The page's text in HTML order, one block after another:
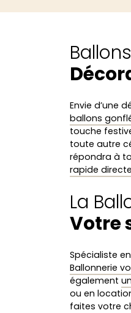
Envie d’une
ballons
touche
toute autre
répondra à
rapide
La
Votre
Spécialiste
Ballonnerie
également
ou en
faites votre